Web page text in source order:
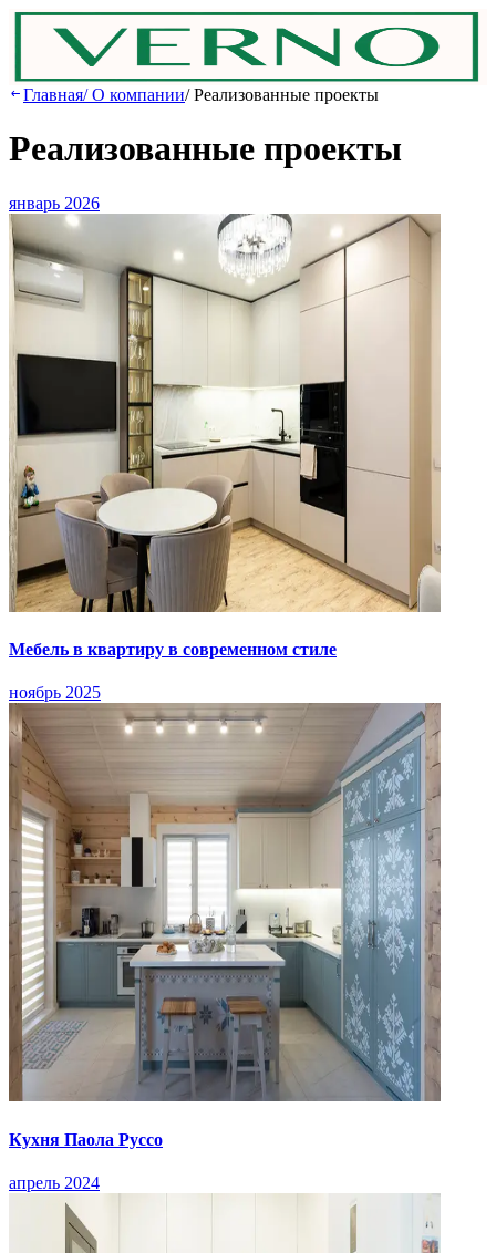
Главная/О компании/Реализованные проекты
Реализованные проекты
январь 2026
Мебель в квартиру в современном стиле
ноябрь 2025
Кухня Паола Руссо
апрель 2024